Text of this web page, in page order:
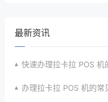
最新资讯
快速办理拉卡拉 POS 机
办理拉卡拉 POS 机的